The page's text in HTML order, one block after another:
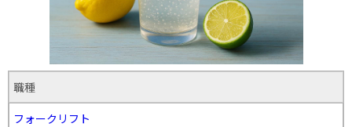
職種
フォークリフト